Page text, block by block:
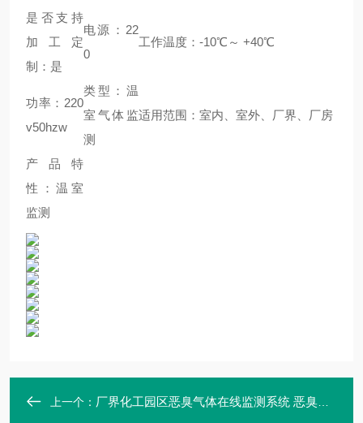
是否支持
加工定
制：是
电源：22
0
工作温度：-10℃～ +40℃
功率：220
v50hzw
类型：温
室气体监
测
适用范围：室内、室外、厂界、厂房
产品特
性：温室
监测
上一个： 厂界化工园区恶臭气体在线监测系统 恶臭检测仪